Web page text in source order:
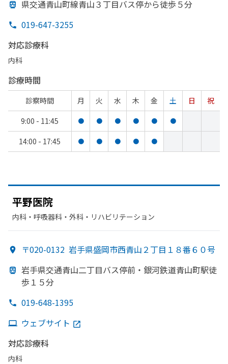
県交通青山町線青山３丁目バス停から徒歩５分
019-647-3255
対応診療科
内科
診療時間
診察時間 月 火 水 木 金 土 日
祝
9:00 - 11:45
● ● ● ● ● ●
14:00 - 17:45 ● ● ● ● ●
平野医院
内科・​呼吸器科・​外科・​リハビリテーション
〒020-0132 岩手県盛岡市西青山２丁目１８番６０号
岩手県交通青山二丁目バス停前・銀河鉄道青山町駅徒
歩１５分
019-648-1395
ウェブサイト
対応診療科
内科